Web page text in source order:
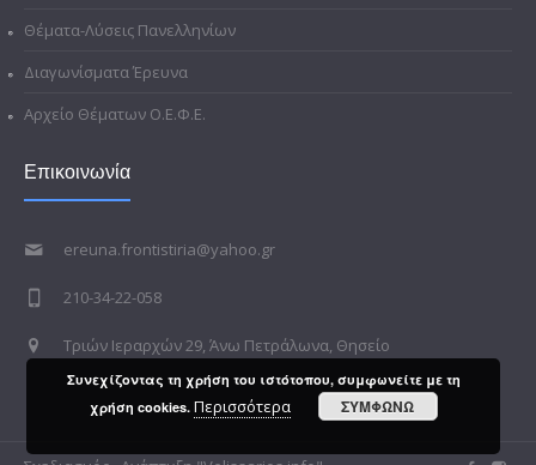
Θέματα-Λύσεις Πανελληνίων
Διαγωνίσματα Έρευνα
Αρχείο Θέματων Ο.Ε.Φ.Ε.
Επικοινωνία
ereuna.frontistiria@yahoo.gr
210-34-22-058
Τριών Ιεραρχών 29, Άνω Πετράλωνα, Θησείο
Συνεχίζοντας τη χρήση του ιστότοπου, συμφωνείτε με τη
χρήση cookies. Περισσότερα ΣΥΜΦΩΝΩ